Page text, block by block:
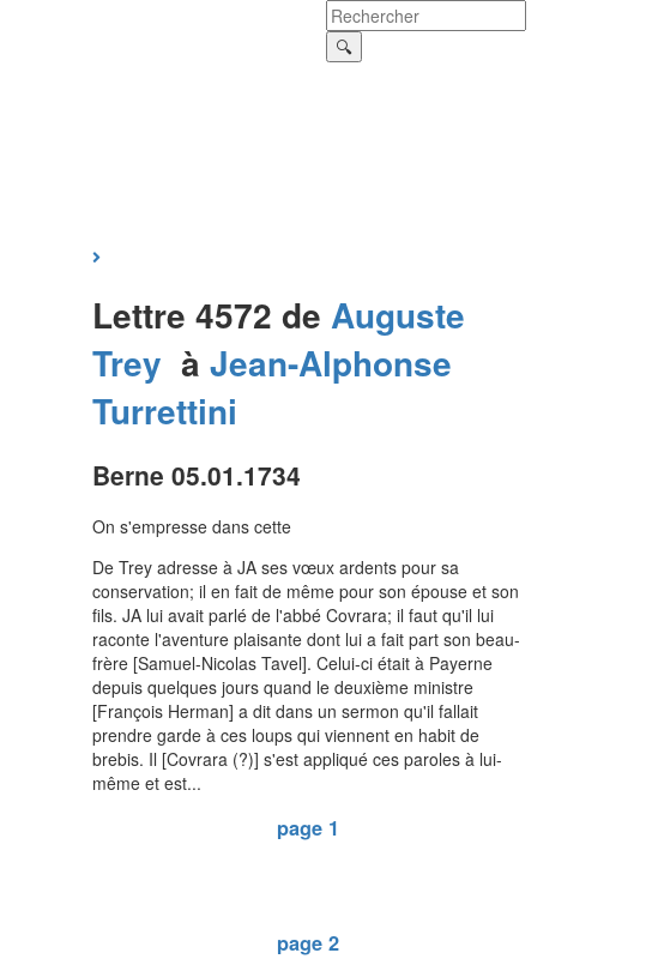
Lettre 4572 de Auguste
Trey à Jean-Alphonse
Turrettini
Berne 05.01.1734
On s'empresse dans cette
De Trey adresse à JA ses vœux ardents pour sa
conservation; il en fait de même pour son épouse et son
fils. JA lui avait parlé de l'abbé Covrara; il faut qu'il lui
raconte l'aventure plaisante dont lui a fait part son beau-
frère [Samuel-Nicolas Tavel]. Celui-ci était à Payerne
depuis quelques jours quand le deuxième ministre
[François Herman] a dit dans un sermon qu'il fallait
prendre garde à ces loups qui viennent en habit de
brebis. Il [Covrara (?)] s'est appliqué ces paroles à lui-
même et est...
page 1
page 2